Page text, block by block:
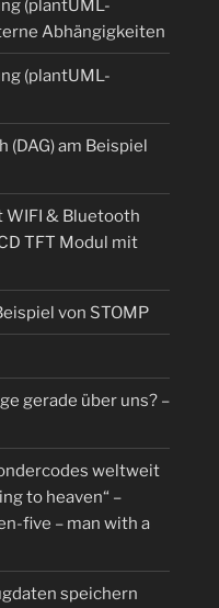
(plantUML-
Abhängigkeiten
(plantUML-
(DAG) am Beispiel
WIFI & Bluetooth
TFT Modul mit
von STOMP
gerade über uns? –
weltweit
to heaven“ –
five – man with a
speichern